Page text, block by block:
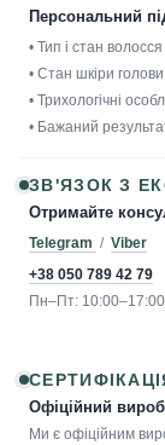
Персональний
• Тип і стан волосся
• Стан шкіри голови
• Трихологічні
• Бажаний
ЗВ'ЯЗОК З
Отримайте
Telegram / Viber
+38 050 789 42 79
Пн–Пт: 10:00–17:00
Офіційний
Ми є офіційним